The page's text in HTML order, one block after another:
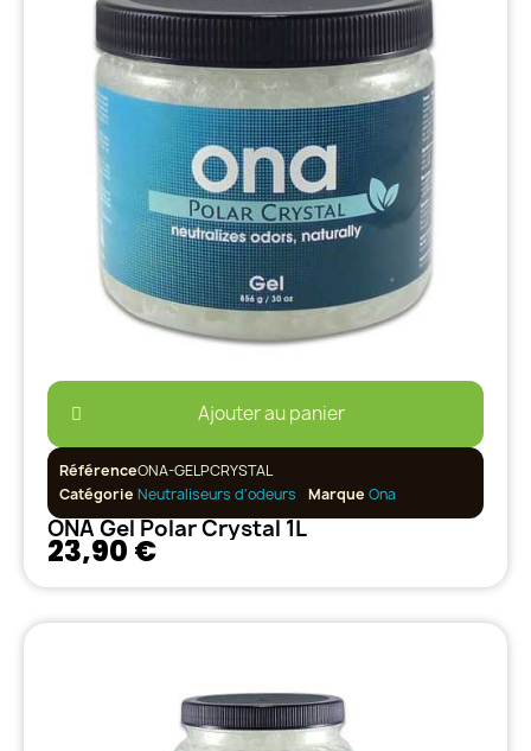
Ajouter au panier
RéférenceONA-GELPCRYSTAL
Catégorie Neutraliseurs d'odeurs Marque Ona
ONA Gel Polar Crystal 1L
23,90 €